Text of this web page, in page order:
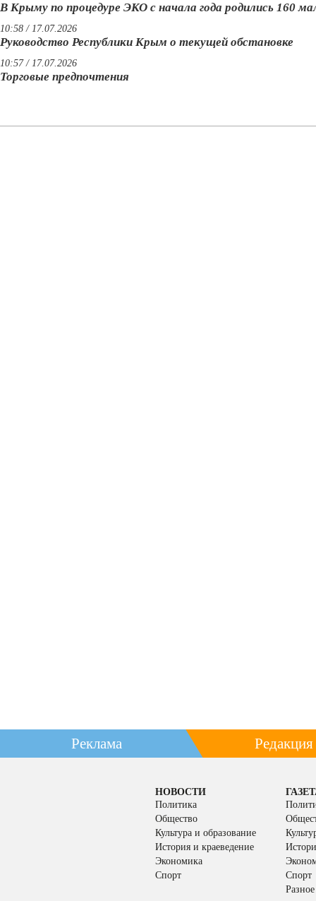
В Крыму по процедуре ЭКО с начала года родились 160
10:58 / 17.07.2026
Руководство Республики Крым о текущей обстановке
10:57 / 17.07.2026
Торговые предпочтения
Реклама Редакция
НОВОСТИ
Политика
Общество
Культура и образование
История и краеведение
Экономика
Спорт
Спорт
Разное